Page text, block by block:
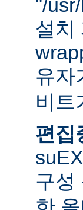
"/
설치
유자
비트
편집
구성